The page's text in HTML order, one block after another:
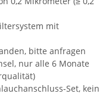
mit
bitte anfragen
nur alle 6 Monate
Set, kein